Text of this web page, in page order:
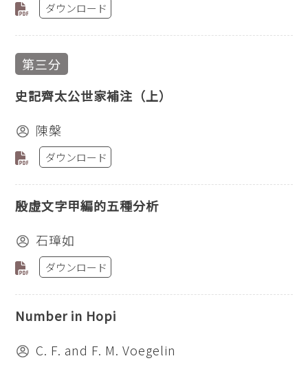
ダウンロード
第三分
史記齊太公世家補注（上）
陳槃
ダウンロード
殷虛文字甲編的五種分析
石璋如
ダウンロード
Number in Hopi
C. F. and F. M. Voegelin